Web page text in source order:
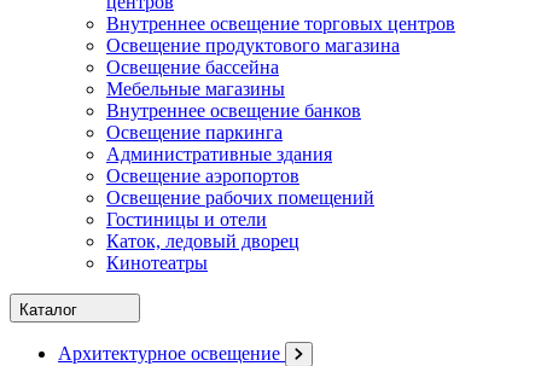
Внутреннее освещение торговых центров
Освещение продуктового магазина
Освещение бассейна
Мебельные магазины
Внутреннее освещение банков
Освещение паркинга
Административные здания
Освещение аэропортов
Освещение рабочих помещений
Гостиницы и отели
Каток, ледовый дворец
Кинотеатры
Каталог
Архитектурное освещение